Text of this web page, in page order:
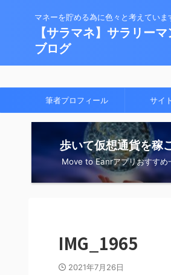
マネーを貯める為に色々と考えていま
【サラマネ】サラリー
ブログ
筆者プロフィール サイ
歩いて仮想通貨を稼
Move to Eanrアプリおすすめ
IMG_1965
2021年7月26日